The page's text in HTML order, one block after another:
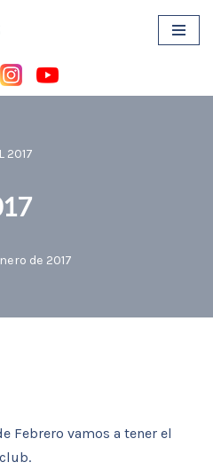
2017
de 2017
Febrero vamos a tener el